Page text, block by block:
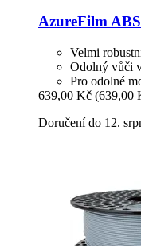
AzureFilm
Velmi
Odolný vůči
Pro odolné
639,00 Kč (639,00
Doručení do 12.